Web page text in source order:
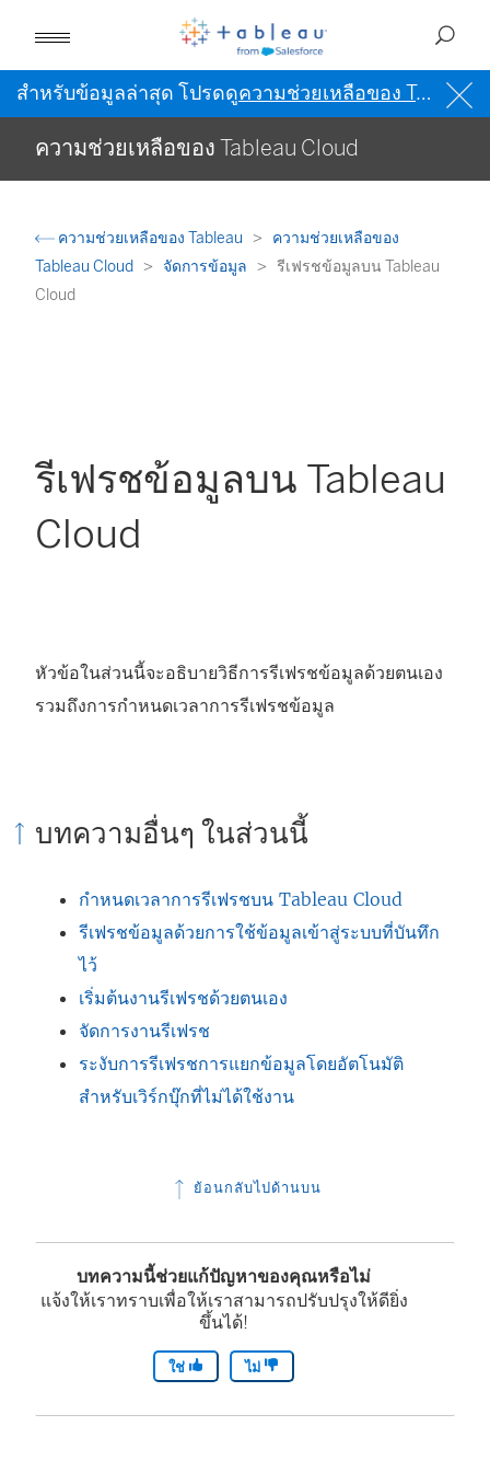
สำหรับข้อมูลล่าสุด โปรดดูความช่วยเหลือของ Tableau เป็นภาษาอังกฤษ (สหรัฐอเมริกา)
ความช่วยเหลือของ Tableau Cloud
ความช่วยเหลือของ Tableau
ความช่วยเหลือของ
Tableau Cloud
จัดการข้อมูล
รีเฟรชข้อมูลบน Tableau
Cloud
รีเฟรชข้อมูลบน Tableau
Cloud
หัวข้อในส่วนนี้จะอธิบายวิธีการรีเฟรชข้อมูลด้วยตนเอง
รวมถึงการกำหนดเวลาการรีเฟรชข้อมูล
บทความอื่นๆ ในส่วนนี้
กำหนดเวลาการรีเฟรชบน Tableau Cloud
รีเฟรชข้อมูลด้วยการใช้ข้อมูลเข้าสู่ระบบที่บันทึก
ไว้
เริ่มต้นงานรีเฟรชด้วยตนเอง
จัดการงานรีเฟรช
ระงับการรีเฟรชการแยกข้อมูลโดยอัตโนมัติ
สำหรับเวิร์กบุ๊กที่ไม่ได้ใช้งาน
ย้อนกลับไปด้านบน
บทความนี้ช่วยแก้ปัญหาของคุณหรือไม่
แจ้งให้เราทราบเพื่อให้เราสามารถปรับปรุงให้ดียิ่ง
ขึ้นได้!
ใช่ ไม่